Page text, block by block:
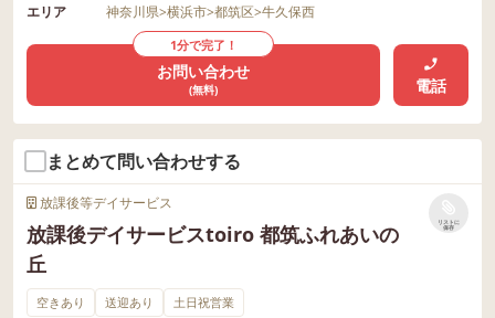
エリア 神奈川県>横浜市>都筑区>牛久保西
1分で完了！
お問い合わせ
(無料) 電話
まとめて問い合わせする
放課後等デイサービス
放課後デイサービスtoiro 都筑ふれあいの
丘
リストに
保存
空きあり 送迎あり 土日祝営業